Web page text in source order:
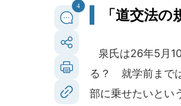
4
「道交法
泉氏は26年5月
る？ 就学前まで
部に乗せたいとい